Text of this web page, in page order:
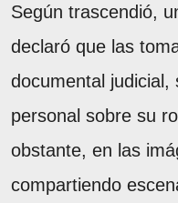
Según trascendió,
declaró que las
documental
personal sobre su
obstante, en las
compartiendo